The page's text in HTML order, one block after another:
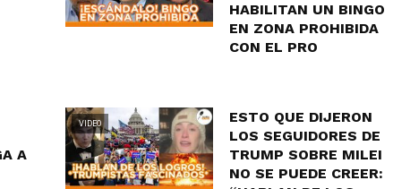
HABILITAN UN BINGO
EN ZONA PROHIBIDA
CON EL PRO
A
VIDEO
ESTO QUE DIJERON
LOS SEGUIDORES DE
TRUMP SOBRE MILEI
NO SE PUEDE CREER: